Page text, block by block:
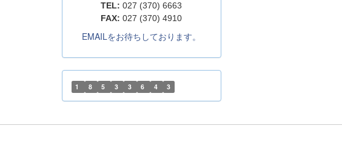
TEL: 027 (370) 6663
FAX: 027 (370) 4910
EMAILをお待ちしております。
1 8 5 3 3 6 4 3